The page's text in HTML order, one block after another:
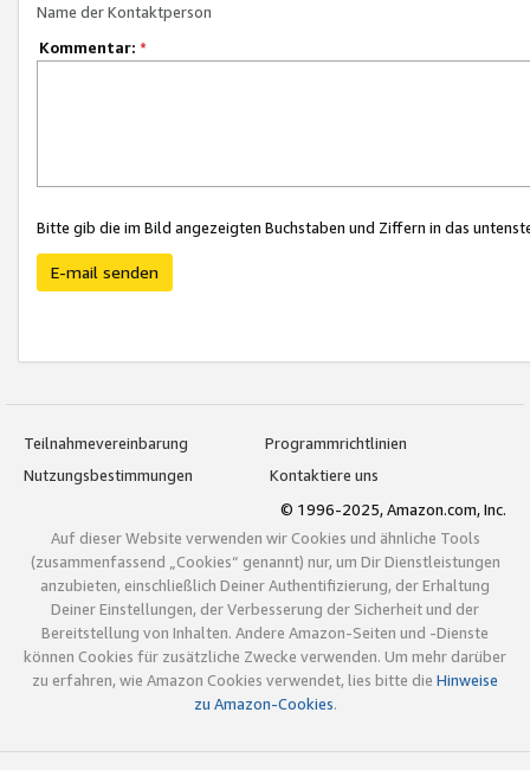
Name der Kontaktperson
Kommentar: *
Bitte gib die im Bild angezeigten Buchstaben und Ziffern in das
E-mail senden
Teilnahmevereinbarung
Programmrichtlinien
Nutzungsbestimmungen
Kontaktiere uns
© 1996-2025, Amazon.com, Inc.
Auf dieser Website verwenden wir Cookies und ähnliche Tools
(zusammenfassend „Cookies“ genannt) nur, um Dir Dienstleistungen
anzubieten, einschließlich Deiner Authentifizierung, der Erhaltung
Deiner Einstellungen, der Verbesserung der Sicherheit und der
Bereitstellung von Inhalten. Andere Amazon-Seiten und -Dienste
können Cookies für zusätzliche Zwecke verwenden. Um mehr darüber
zu erfahren, wie Amazon Cookies verwendet, lies bitte die Hinweise
zu Amazon-Cookies.